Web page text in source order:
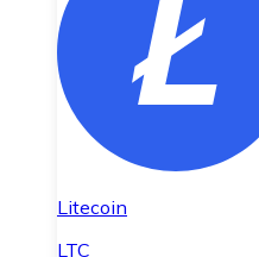
Litecoin
LTC